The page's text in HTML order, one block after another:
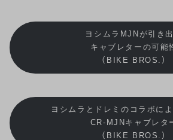
ヨシムラMJNが引き
キャブレターの可能
（BIKE BROS.）
ヨシムラとドレミのコラボに
CR-MJNキャブレタ
（BIKE BROS.）